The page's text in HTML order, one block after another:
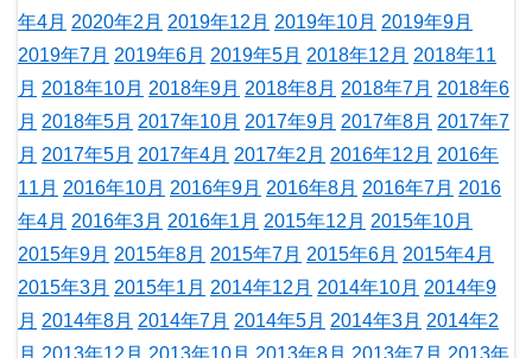
年4月 2020年2月 2019年12月 2019年10月 2019年9月
2019年7月 2019年6月 2019年5月 2018年12月 2018年11
月 2018年10月 2018年9月 2018年8月 2018年7月 2018年6
月 2018年5月 2017年10月 2017年9月 2017年8月 2017年7
月 2017年5月 2017年4月 2017年2月 2016年12月 2016年
11月 2016年10月 2016年9月 2016年8月 2016年7月 2016
年4月 2016年3月 2016年1月 2015年12月 2015年10月
2015年9月 2015年8月 2015年7月 2015年6月 2015年4月
2015年3月 2015年1月 2014年12月 2014年10月 2014年9
月 2014年8月 2014年7月 2014年5月 2014年3月 2014年2
月 2013年12月 2013年10月 2013年8月 2013年7月 2013年